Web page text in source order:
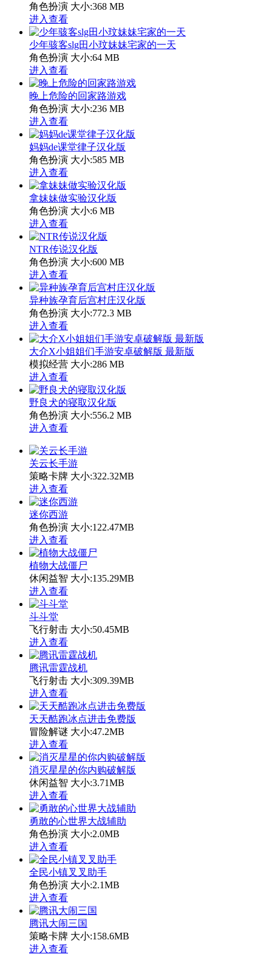
角色扮演 大小:368 MB
进入查看
少年骇客slg田小玟妹妹宅家的一天
角色扮演 大小:64 MB
进入查看
晚上危险的回家路游戏
角色扮演 大小:236 MB
进入查看
妈妈de课堂律子汉化版
角色扮演 大小:585 MB
进入查看
拿妹妹做实验汉化版
角色扮演 大小:6 MB
进入查看
NTR传说汉化版
角色扮演 大小:600 MB
进入查看
异种族孕育后宫村庄汉化版
角色扮演 大小:772.3 MB
进入查看
大介X小姐姐们手游安卓破解版 最新版
模拟经营 大小:286 MB
进入查看
野良犬的寝取汉化版
角色扮演 大小:556.2 MB
进入查看
关云长手游
策略卡牌 大小:322.32MB
进入查看
迷你西游
角色扮演 大小:122.47MB
进入查看
植物大战僵尸
休闲益智 大小:135.29MB
进入查看
斗斗堂
飞行射击 大小:50.45MB
进入查看
腾讯雷霆战机
飞行射击 大小:309.39MB
进入查看
天天酷跑冰点进击免费版
冒险解谜 大小:47.2MB
进入查看
消灭星星的你内购破解版
休闲益智 大小:3.71MB
进入查看
勇敢的心世界大战辅助
角色扮演 大小:2.0MB
进入查看
全民小镇叉叉助手
角色扮演 大小:2.1MB
进入查看
腾讯大闹三国
策略卡牌 大小:158.6MB
进入查看